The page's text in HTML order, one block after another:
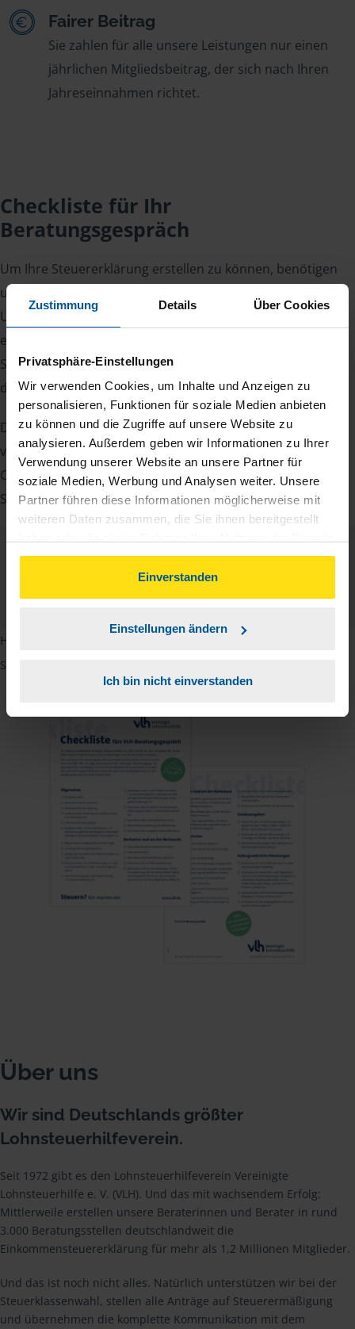
Zustimmung Details Über Cookies
Privatsphäre-Einstellungen
Wir verwenden Cookies, um Inhalte und Anzeigen zu
personalisieren, Funktionen für soziale Medien anbieten
zu können und die Zugriffe auf unsere Website zu
analysieren. Außerdem geben wir Informationen zu Ihrer
Verwendung unserer Website an unsere Partner für
soziale Medien, Werbung und Analysen weiter. Unsere
Partner führen diese Informationen möglicherweise mit
weiteren Daten zusammen, die Sie ihnen bereitgestellt
gesammelt haben. Indem Sie auf Einverstanden klicken,
können Sie der Verwendung von Cookies, gemäß
unserer
Einverstanden
Einstellungen ändern
Ich bin nicht einverstanden
Fairer Beitrag
Sie zahlen für alle unsere Leistungen nur einen
jährlichen Mitgliedsbeitrag, der sich nach Ihren
Jahreseinnahmen richtet.
Checkliste für Ihr
Beratungsgespräch
Um Ihre Steuererklärung erstellen zu können, benötigen
unsere Beraterinnen und Berater eine Reihe von
Unterlagen von Ihnen. Dazu gehört beispielsweise die
elektronische Lohnsteuerbescheinigung, Ihre
Steueridentifikationsnummer, der Rentenbescheid oder
die Bescheinigung über das Kindergeld.
Damit Sie sich gut vorbereiten können und keinen der
vielen Nachweise vergessen, stellen wir Ihnen hier eine
Checkliste für Arbeitnehmer, Beamte, Auszubildende und
Studenten sowie Rentner zur Verfügung.
Checkliste
PDF - 585 KB
Hinweis: Übersetzungen in mehreren Sprachen finden Sie, wenn
Sie auf den Pfeil neben der Sprache Deutsch klicken.
Über uns
Wir sind Deutschlands größter
Lohnsteuerhilfeverein.
Seit 1972 gibt es den Lohnsteuerhilfeverein Vereinigte
Lohnsteuerhilfe e. V. (VLH). Und das mit wachsendem Erfolg:
Mittlerweile erstellen unsere Beraterinnen und Berater in rund
3.000 Beratungsstellen deutschlandweit die
Einkommensteuererklärung für mehr als 1,2 Millionen Mitglieder.
Und das ist noch nicht alles. Natürlich unterstützen wir bei der
Steuerklassenwahl, stellen alle Anträge auf Steuerermäßigung
und übernehmen die komplette Kommunikation mit dem